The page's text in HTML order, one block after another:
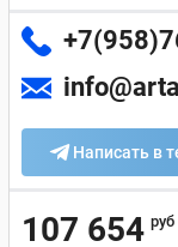
Написать в
107 654 руб